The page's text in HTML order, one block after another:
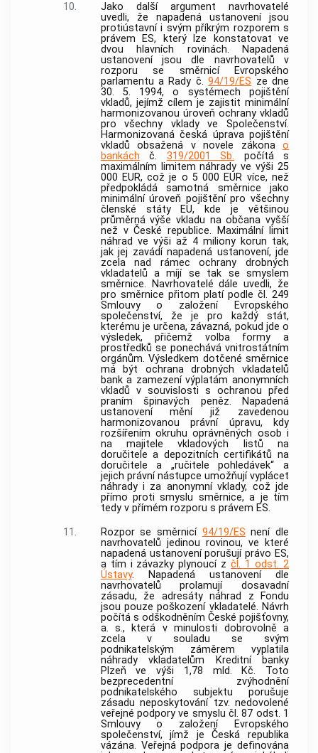
10.
Jako další argument navrhovatelé
uvedli, že napadená ustanovení jsou
protiústavní i svým příkrým rozporem s
právem ES, který lze konstatovat ve
dvou hlavních rovinách. Napadená
ustanovení jsou dle navrhovatelů v
rozporu se směrnicí Evropského
parlamentu a Rady č.94/19/ES ze dne
30. 5. 1994, o systémech pojištění
vkladů, jejímž cílem je zajistit minimální
harmonizovanou úroveň ochrany vkladů
pro všechny vklady ve Společenství.
Harmonizovaná česká úprava pojištění
vkladů obsažená v novele zákona o
bankách č. 319/2001 Sb. počítá s
maximálním limitem náhrady ve výši 25
000 EUR, což je o 5 000 EUR více, než
předpokládá samotná směrnice jako
minimální úroveň pojištění pro všechny
členské státy EU, kde je většinou
průměrná výše vkladu na občana vyšší
než v České republice. Maximální limit
náhrad ve výši až 4 miliony korun tak,
jak jej zavádí napadená ustanovení, jde
zcela nad rámec ochrany drobných
vkladatelů a míjí se tak se smyslem
směrnice. Navrhovatelé dále uvedli, že
pro směrnice přitom platí podle čl. 249
Smlouvy o založení Evropského
společenství, že je pro každý stát,
kterému je určena, závazná, pokud jde o
výsledek, přičemž volba formy a
prostředků se ponechává vnitrostátním
orgánům. Výsledkem dotčené směrnice
má být ochrana drobných vkladatelů
banka zamezení výplatám anonymních
vkladů v souvislosti s ochranou před
praním špinavých peněz. Napadená
ustanovení mění již zavedenou
harmonizovanou právní úpravu, kdy
rozšířením okruhu oprávněných osob i
na majitele vkladových listů na
doručitele a depozitních certifikátů na
doručitele a „ručitele pohledávek“ a
jejich právní nástupce umožňují vyplácet
náhrady i za anonymní vklady, což jde
přímo proti smyslu směrnice, a je tím
tedy v přímém rozporu s právem ES.
11.
Rozpor se směrnicí 94/19/ES není dle
navrhovatelů jedinou rovinou, ve které
napadená ustanovení porušují právo ES,
a tím i závazky plynoucí zčl. 1 odst. 2
Ústavy. Napadená ustanovení dle
navrhovatelů prolamují dosavadní
zásadu, že adresáty náhrad z Fondu
jsou pouze poškození vkladatelé. Návrh
počítá s odškodněním České pojišťovny,
a. s., která v minulosti dobrovolně a
zcela v souladu se svým
podnikatelským záměrem vyplatila
náhrady vkladatelům Kreditní
banky
Plzeň ve výši 1,78 mld. Kč. Toto
bezprecedentní zvýhodnění
podnikatelského subjektu porušuje
zásadu neposkytování tzv. nedovolené
veřejné podpory ve smyslu čl. 87 odst. 1
Smlouvy o založení Evropského
společenství, jímž je Česká republika
vázána. Veřejná podpora je definována